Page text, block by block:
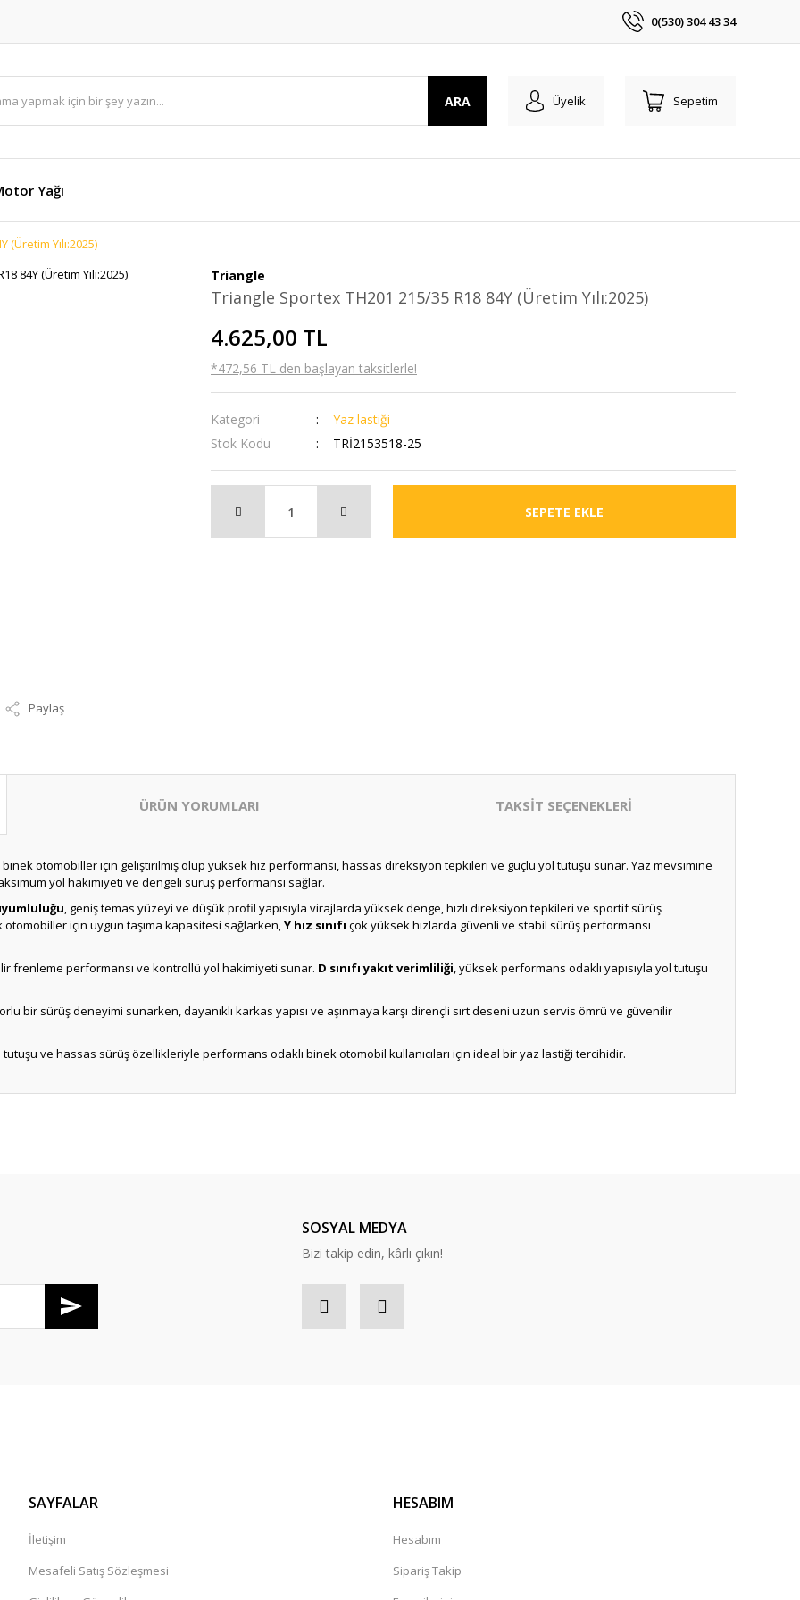
0(530) 304 43 34
ARA Üyelik Sepetim
Yağı
Yılı:2025)
Paylaş
Triangle
Triangle Sportex TH201 215/35 R18 84Y (Üretim Yılı:2025)
4.625,00 TL
*472,56 TL den başlayan taksitlerle!
Kategori
Yaz lastiği
Stok Kodu
TRİ2153518-25
SEPETE EKLE
ÜRÜN YORUMLARI TAKSİT SEÇENEKLERİ
otomobiller için geliştirilmiş olup yüksek hız performansı, hassas direksiyon tepkileri ve güçlü yol tutuşu sunar. Yaz mevsimine
yol hakimiyeti ve dengeli sürüş performansı sağlar.
, geniş temas yüzeyi ve düşük profil yapısıyla virajlarda yüksek denge, hızlı direksiyon tepkileri ve sportif sürüş
otomobiller için uygun taşıma kapasitesi sağlarken,Y hız sınıfı çok yüksek hızlarda güvenli ve stabil sürüş performansı
frenleme performansı ve kontrollü yol hakimiyeti sunar. D sınıfı yakıt verimliliği, yüksek performans odaklı yapısıyla yol tutuşu
bir sürüş deneyimi sunarken, dayanıklı karkas yapısı ve aşınmaya karşı dirençli sırt deseni uzun servis ömrü ve güvenilir
ve hassas sürüş özellikleriyle performans odaklı binek otomobil kullanıcıları için ideal bir yaz lastiği tercihidir.
SOSYAL MEDYA
Bizi takip edin, kârlı çıkın!
SAYFALAR
İletişim
Mesafeli Satış Sözleşmesi
HESABIM
Hesabım
Sipariş Takip